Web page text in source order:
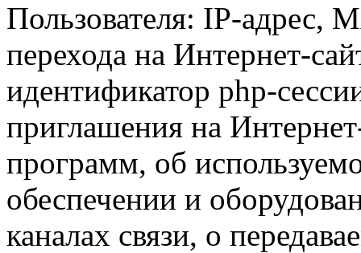
Пользователя: IP-адрес,
перехода на Интернет-
идентификатор php-
приглашения на
программ, об
обеспечении и
каналах связи, о